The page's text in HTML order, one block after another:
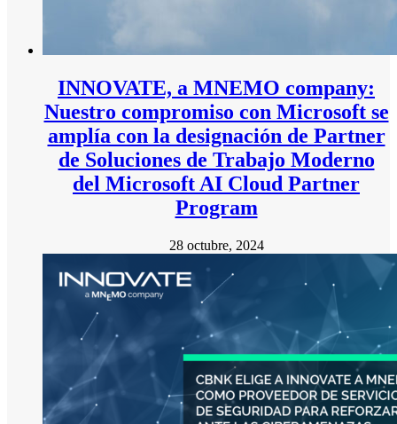
INNOVATE, a MNEMO company:
Nuestro compromiso con Microsoft se
amplía con la designación de Partner
de Soluciones de Trabajo Moderno
del Microsoft AI Cloud Partner
Program
28 octubre, 2024